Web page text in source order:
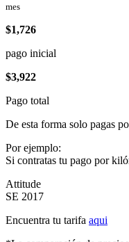
mes
$1,726
pago inicial
$3,922
Pago total
De esta forma solo pagas
Por ejemplo:
Si contratas tu pago por
Attitude
SE 2017
Encuentra tu tarifa aqui